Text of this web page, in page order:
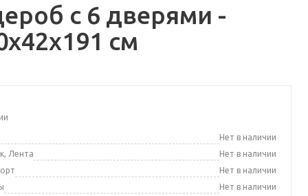
с 6 дверями -
см
Нет в наличии
Лента
Нет в наличии
Нет в наличии
Нет в наличии